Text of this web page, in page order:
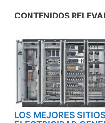
CONTENIDOS
LOS MEJORES